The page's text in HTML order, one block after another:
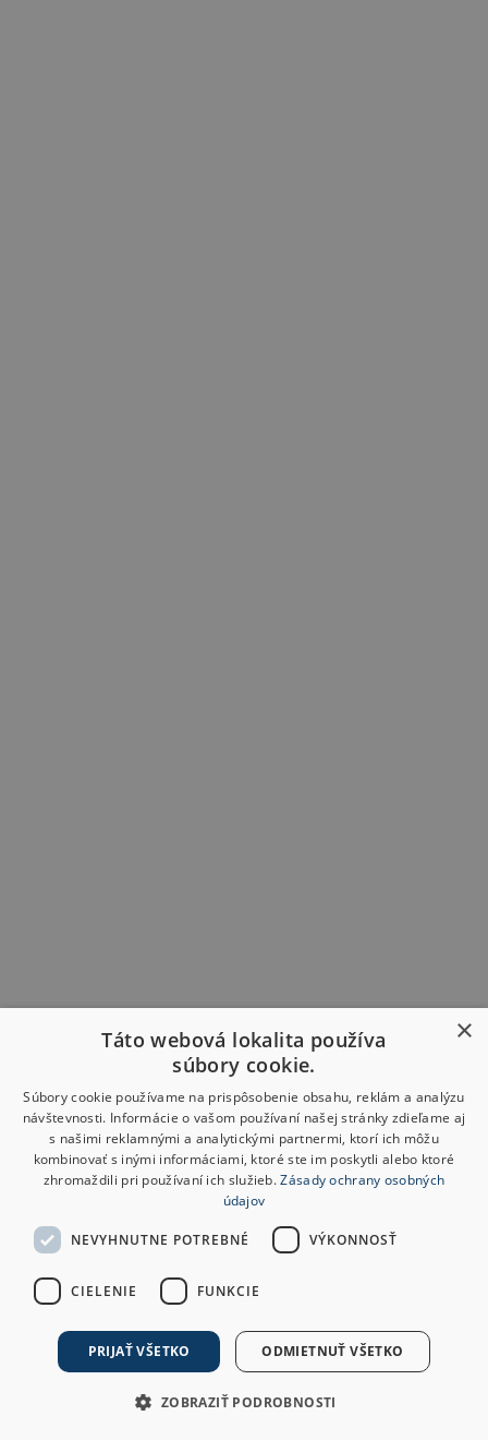
×
Táto webová lokalita používa
súbory cookie.
Súbory cookie používame na prispôsobenie obsahu, reklám a analýzu
návštevnosti. Informácie o vašom používaní našej stránky zdieľame aj
s našimi reklamnými a analytickými partnermi, ktorí ich môžu
kombinovať s inými informáciami, ktoré ste im poskytli alebo ktoré
zhromaždili pri používaní ich služieb.Zásady ochrany osobných
údajov
NEVYHNUTNE POTREBNÉ VÝKONNOSŤ
CIELENIE FUNKCIE
PRIJAŤ VŠETKO ODMIETNUŤ VŠETKO
ZOBRAZIŤ PODROBNOSTI